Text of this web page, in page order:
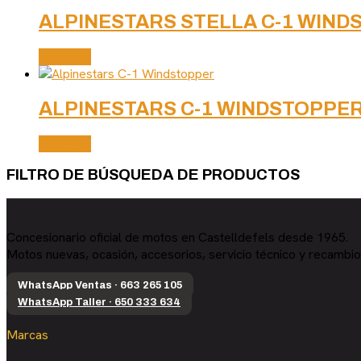
ALPINESTARS STELLA C-1
ALPINESTARS C-1
FILTRO DE BÚSQUEDA DE PRODUCTOS
Concesionario oficial de motos en Castelldefels desde 1965.
Motos nuevas, ocasión, accesorios, servicio técnico y
WhatsApp Ventas · 663 265 105
WhatsApp Taller · 650 333 634
Marcas